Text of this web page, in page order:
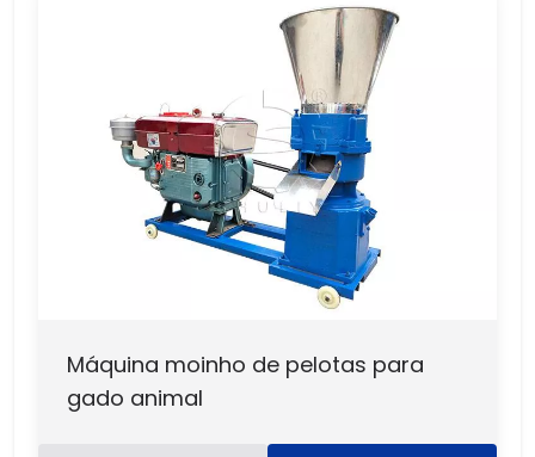
Máquina moinho de pelotas para
gado animal